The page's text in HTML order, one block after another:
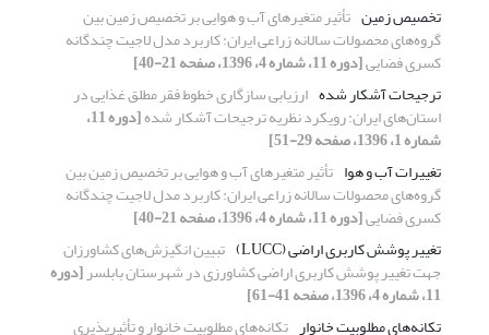
تخصیص زمین تأثیر متغیرهای آب و هوایی بر تخصیص زمین بین
گروه‌های محصولات سالانه زراعی ایران: کاربرد مدل لاجیت چندگانه
کسری فضایی[دوره 11، شماره 4، 1396، صفحه 21-40]
ترجیحات آشکار شده ارزیابی سازگاری خطوط فقر مطلق غذایی در
استان‌های ایران: رویکرد نظریه ترجیحات آشکار شده [دوره 11،
شماره 1، 1396، صفحه 29-51]
تغییرات آب و هوا تأثیر متغیرهای آب و هوایی بر تخصیص زمین بین
گروه‌های محصولات سالانه زراعی ایران: کاربرد مدل لاجیت چندگانه
کسری فضایی[دوره 11، شماره 4، 1396، صفحه 21-40]
تغییر پوشش کاربری اراضی (LUCC)
تبیین انگیزش‌های کشاورزان
جهت تغییر پوشش کاربری اراضی کشاورزی در شهرستان بابلسر[دوره
11، شماره 4، 1396، صفحه 41-61]
تکانه‌های مطلوبیت خانوار تکانه‌های مطلوبیت خانوار و تأثیرپذیری